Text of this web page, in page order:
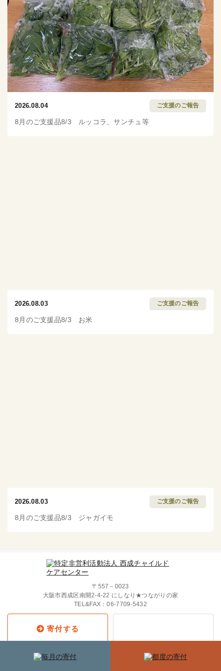
2026.08.04 ご支援のご報告
8月のご支援品8/3 ルッコラ、サンチュ等
2026.08.03 ご支援のご報告
8月のご支援品8/3 お米
2026.08.03 ご支援のご報告
8月のご支援品8/3 ジャガイモ
〒557－0023
大阪市西成区南開2-4-22 にしなり★つながりの家
TEL&FAX：06-7709-5432
寄付する
Copyright © 2019 西成チャイルド・
ケア・センター All Rights Reserved.